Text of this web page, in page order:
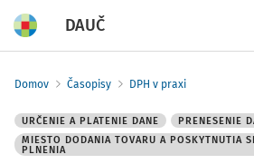
DAUČ
Domov Časopisy DPH v praxi
URČENIE A PLATENIE DANE
PRENESENIE
MIESTO DODANIA TOVARU A POSKYTNUTIA
PLNENIA